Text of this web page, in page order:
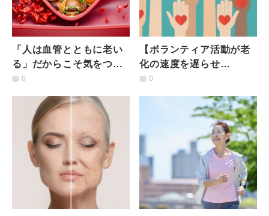
「人は血管とともに老い
る」だからこそ気をつけ
たい。血管の老化を防ぐ
0
【ボランティア活動が老
化の速度を遅らせ
る！？】研究結果が示
0